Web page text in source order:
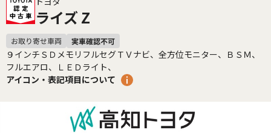
ライズ Z
９インチＳＤメモリフルセグＴＶナビ、全方位モニター、ＢＳＭ、
フルエアロ、ＬＥＤライト、
アイコン・表記項目について